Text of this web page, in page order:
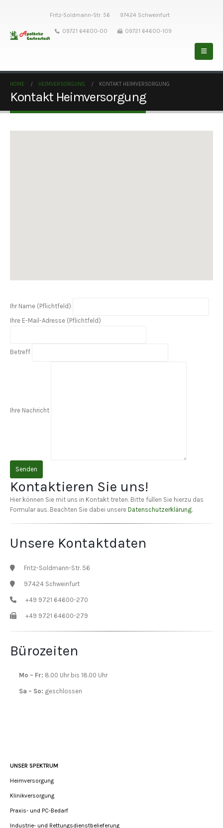
Fritz-Soldmann-Str. 56 97424 Schweinfurt
09721 64600-00 09721 64600-109
HOME HEIMVERSORGUNG KONTAKT HEIMVERSORGUNG
Kontakt Heimversorgung
Ihr Name (Pflichtfeld)
Ihre E-Mail-Adresse (Pflichtfeld)
Betreff
Ihre Nachricht
Kontaktieren Sie uns!
Hier können Sie mit uns in Kontakt treten. Bitte füllen Sie hierzu das
Formular aus. Beachten Sie dabei unsere Datenschutzerklärung.
Unsere Kontaktdaten
Fritz-Soldmann-Str. 56
97424 Schweinfurt
+49 9721 64600-270
+49 9721 64600-279
Bürozeiten
Mo – Fr: 8.00 Uhr bis 18.00 Uhr
Sa – So: geschlossen
UNSER SPEKTRUM
Heimversorgung
Klinikversorgung
Praxis- und PC-Bedarf
Industrie- und Rettungsdienstbelieferung